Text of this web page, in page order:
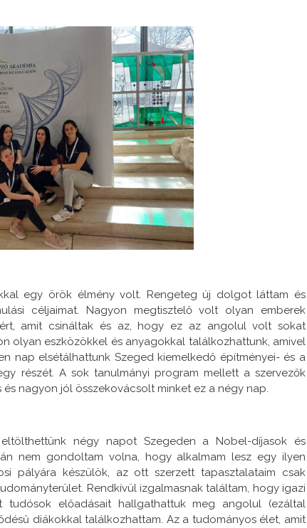
egy örök élmény volt. Rengeteg új dolgot láttam és
céljaimat. Nagyon megtisztelő volt olyan emberek
amit csináltak és az, hogy ez az angolul volt sokat
olyan eszközökkel és anyagokkal találkozhattunk, amivel
nap elsétálhattunk Szeged kiemelkedő építményei- és a
részét. A sok tanulmányi program mellett a szervezők
nagyon jól összekovácsolt minket ez a négy nap.
négy napot Szegeden a Nobel-díjasok és
nem gondoltam volna, hogy alkalmam lesz egy ilyen
pályára készülök, az ott szerzett tapasztalataim csak
Rendkívül izgalmasnak találtam, hogy igazi
tudósok előadásait hallgathattuk meg angolul (ezáltal
diákokkal találkozhattam. Az a tudományos élet, amit